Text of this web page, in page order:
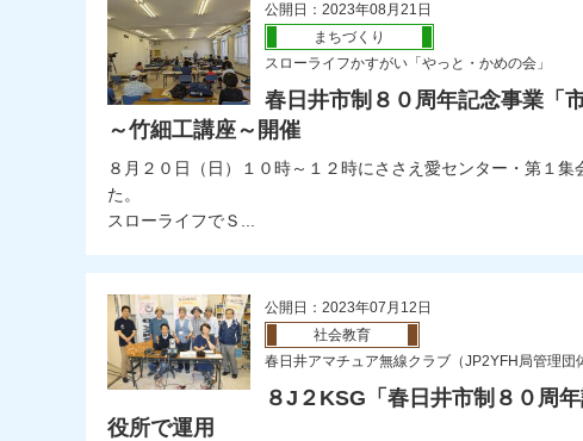
公開日：2023年08月21日
まちづくり
スローライフかすがい「やっと・かめの会」
春日井市制８０周年記念事業「
～竹細工講座～開催
８月２０日（日）１０時～１２時にささえ愛センター・第１集
た。
スローライフでＳ...
公開日：2023年07月12日
社会教育
春日井アマチュア無線クラブ（JP2YFH局管理団
８J２KSG「春日井市制８０周
役所で運用